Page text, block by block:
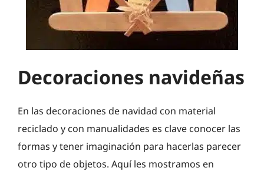
Decoraciones navideñas
En las decoraciones de navidad con material
reciclado y con manualidades es clave conocer las
formas y tener imaginación para hacerlas parecer
otro tipo de objetos. Aquí les mostramos en